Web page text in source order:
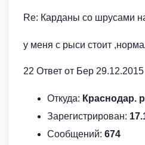
Re: Карданы со шрусами
у меня с рыси стоит
22 Ответ от Бер
Откуда: Краснодар.
Зарегистрирован:
Сообщений: 674